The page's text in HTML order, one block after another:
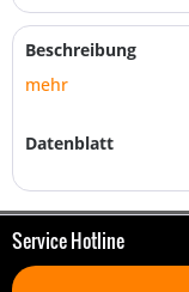
Beschreibung
mehr
Datenblatt
Service Hotline